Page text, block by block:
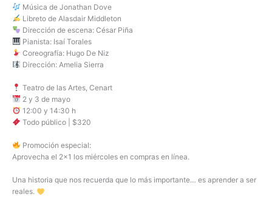
Música de Jonathan Dove
Libreto de Alasdair Middleton
Dirección de escena: César Piña
Pianista: Isaí Torales
Coreografía: Hugo De Niz
Dirección: Amelia Sierra
Teatro de las Artes, Cenart
2 y 3 de mayo
12:00 y 14:30 h
Todo público | $320
Promoción especial:
Aprovecha el 2×1 los miércoles en compras en línea.
Una historia que nos recuerda que lo más importante… es aprender a ser
reales.